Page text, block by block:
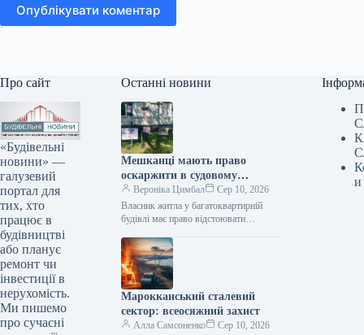
Опублікувати коментар
Про сайт
«Будівельні
новини» —
галузевий
портал для
тих, хто
працює в
будівництві
або планує
ремонт чи
інвестиції в
нерухомість.
Ми пишемо
про сучасні
Останні новини
Мешканці мають право
оскаржити в судовому
порядку забудову біля будинку
— Верховний Суд
Вероніка Цимбал
Сер 10, 2026
Власник житла у багатоквартирній
будівлі має право відстоювати
на землю офіційно не оформлене на
нього…
Марокканський сталевий
сектор: всеосяжний захист
Алла Самсоненко
Сер 10, 2026
и